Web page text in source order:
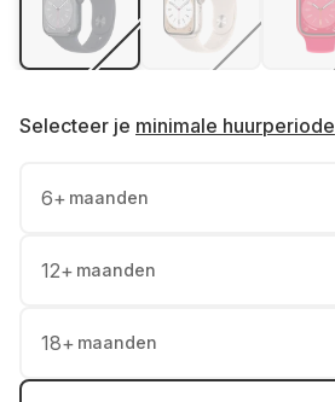
Selecteer je minimale huurperiode
6+ maanden
12+ maanden
18+ maanden